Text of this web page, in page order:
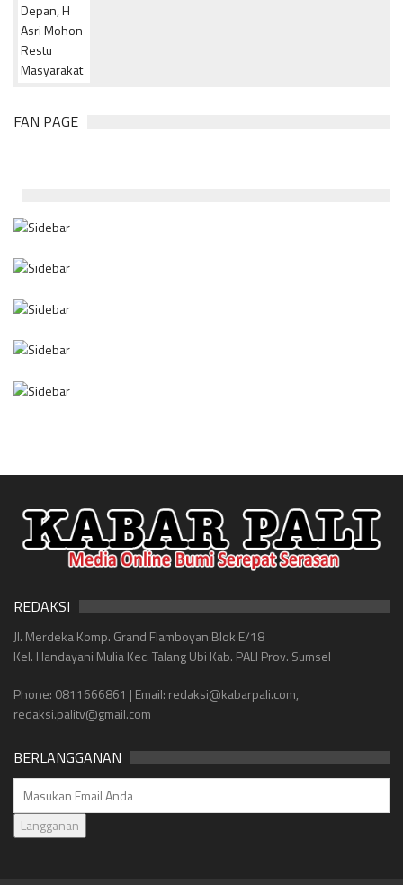
FAN PAGE
REDAKSI
Jl. Merdeka Komp. Grand Flamboyan Blok E/18
Kel. Handayani Mulia Kec. Talang Ubi Kab. PALI Prov. Sumsel
Phone: 0811666861 | Email: redaksi@kabarpali.com,
redaksi.palitv@gmail.com
BERLANGGANAN
Langganan